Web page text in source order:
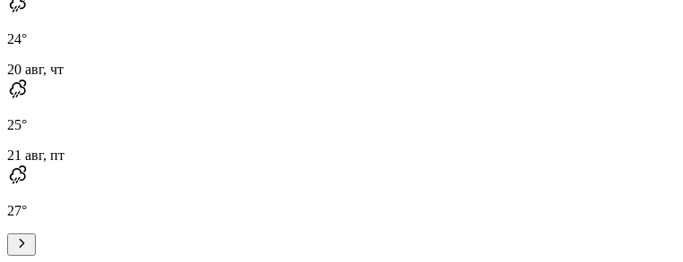
24°
20 авг, чт
25°
21 авг, пт
27°